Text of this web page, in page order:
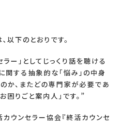
以下のとおりです。
ラー」としてじっくり話を聴ける
関する抽象的な「悩み」の中身
か、またどの専門家が必要であ
困りごと案内人」です。”
ウンセラー協会『終活カウンセ